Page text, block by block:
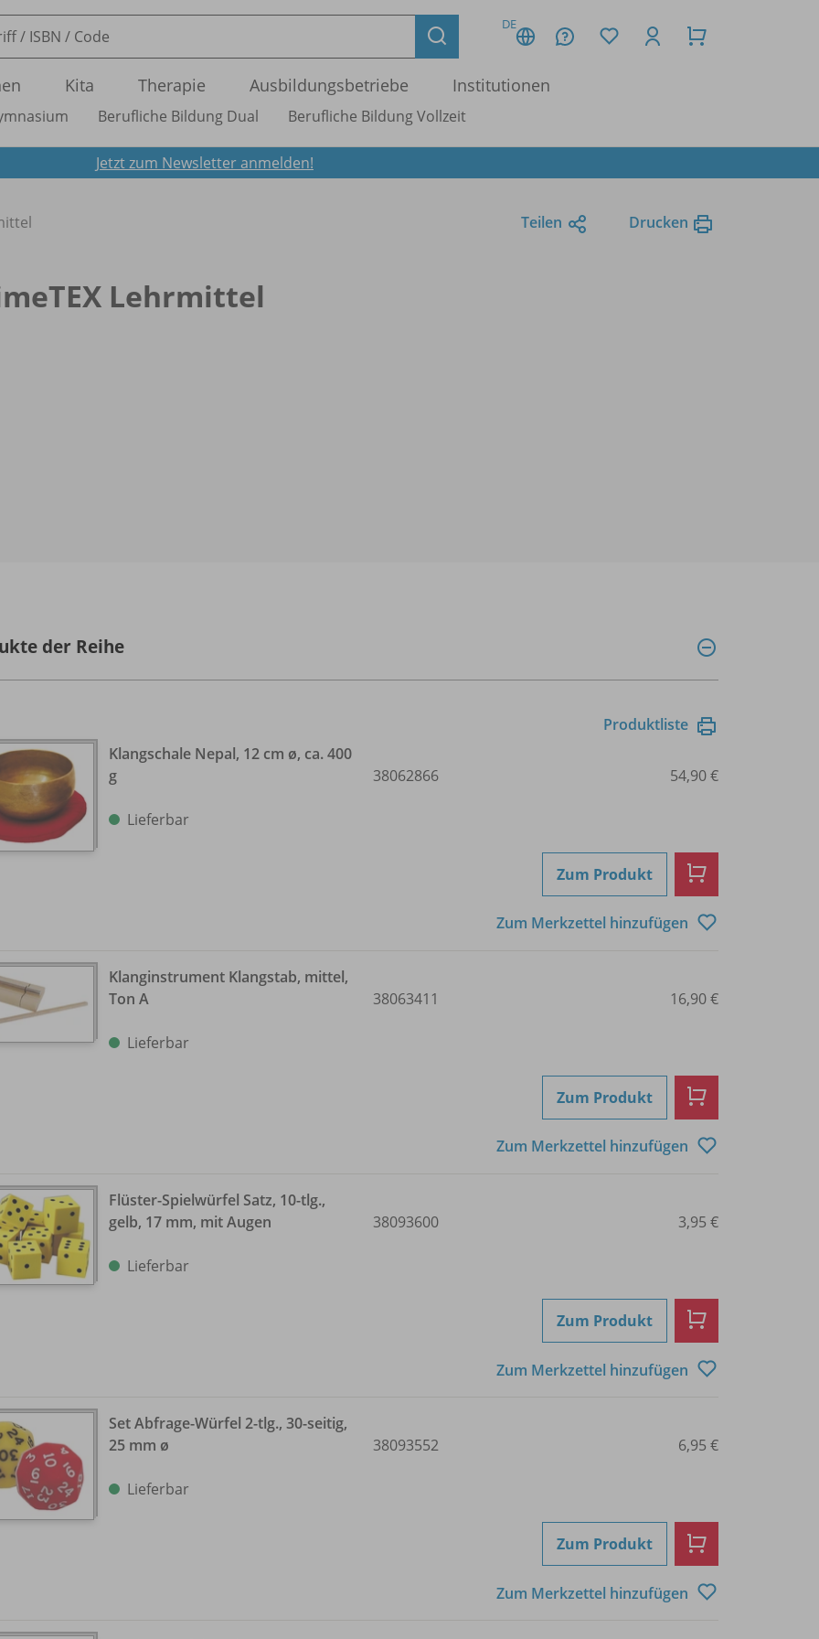
DE
Kita Therapie Ausbildungsbetriebe Institutionen
Berufliche Bildung Dual Berufliche Bildung Vollzeit
Jetzt zum Newsletter anmelden!
Teilen Drucken
Lehrmittel
der Reihe
Produktliste
Klangschale Nepal, 12 cm ø, ca. 400
g
Lieferbar
38062866 54,90 €
Zum Produkt
Zum Merkzettel hinzufügen
Klanginstrument Klangstab, mittel,
Ton A
Lieferbar
38063411 16,90 €
Zum Produkt
Zum Merkzettel hinzufügen
Flüster-Spielwürfel Satz, 10-tlg.,
gelb, 17 mm, mit Augen
Lieferbar
38093600 3,95 €
Zum Produkt
Zum Merkzettel hinzufügen
Set Abfrage-Würfel 2-tlg., 30-seitig,
25 mm ø
Lieferbar
38093552 6,95 €
Zum Produkt
Zum Merkzettel hinzufügen